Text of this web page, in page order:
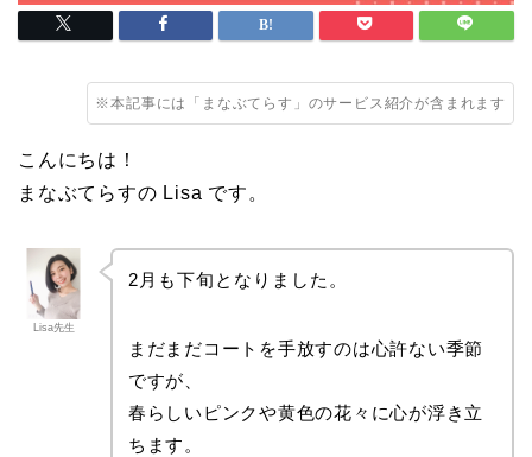
※本記事には「まなぶてらす」のサービス紹介が含まれます
こんにちは！
まなぶてらすの Lisa です。
Lisa先生
2月も下旬となりました。
まだまだコートを手放すのは心許ない季節
ですが、
春らしいピンクや黄色の花々に心が浮き立
ちます。